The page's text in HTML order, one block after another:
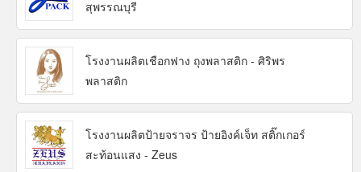
สุพรรณบุรี
โรงงานผลิตเชือกฟาง ถุงพลาสติก - ศิริพร
พลาสติก
โรงงานผลิตป้ายจราจร ป้ายอิงค์เจ็ท สติ๊กเกอร์
สะท้อนแสง - Zeus